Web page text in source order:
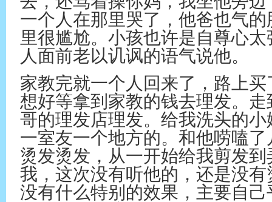
一个人在那里哭了，他爸也气
里很尴尬。小孩也许是自尊心
人面前老以讥讽的语气说他。
家教完就一个人回来了，路上
想好等拿到家教的钱去理发。
哥的理发店理发。给我洗头的
一室友一个地方的。和他唠嗑
烫发烫发，从一开始给我剪发
我，这次没有听他的，还是没
没有什么特别的效果，主要自